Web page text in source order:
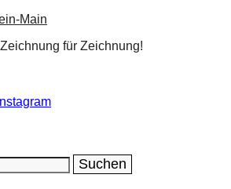
Main
für Zeichnung!